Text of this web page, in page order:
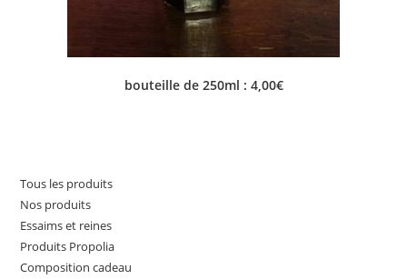
bouteille de 250ml : 4,00€
Tous les produits
Nos produits
Essaims et reines
Produits Propolia
Composition cadeau